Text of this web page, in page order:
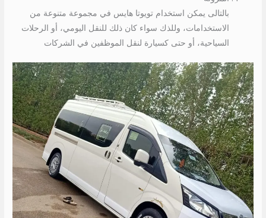
بالتالى يمكن استخدام تويوتا هايس في مجموعة متنوعة من
الاستخدامات، وللذك سواء كان ذلك للنقل اليومي، أو الرحلات
السياحية، أو حتى كسيارة لنقل الموظفين في الشركات